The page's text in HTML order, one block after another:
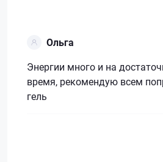
Ольга
Энергии много и на
время, рекомендую всем
гель